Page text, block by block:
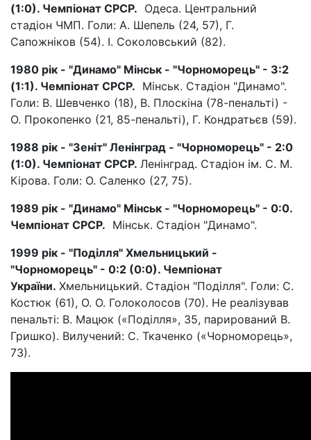
(1:0). Чемпіонат СРСР. Одеса. Центральний
стадіон ЧМП. Голи: А. Шепель (24, 57), Г.
Сапожніков (54). І. Соколовський (82).
1980 рік - "Динамо" Мінськ - "Чорноморець" - 3:2
(1:1). Чемпіонат СРСР. Мінськ. Стадіон "Динамо".
Голи: В. Шевченко (18), В. Плоскіна (78-пенальті) -
О. Прокопенко (21, 85-пенальті), Г. Кондратьєв (59).
1988 рік - "Зеніт" Ленінград - "Чорноморець" - 2:0
(1:0). Чемпіонат СРСР. Ленінград. Стадіон ім. С. М.
Кірова. Голи: О. Саленко (27, 75).
1989 рік - "Динамо" Мінськ - "Чорноморець" - 0:0.
Чемпіонат СРСР. Мінськ. Стадіон "Динамо".
1999 рік - "Поділля" Хмельницький -
"Чорноморець" - 0:2 (0:0). Чемпіонат
України. Хмельницький. Стадіон "Поділля". Голи: С.
Костюк (61), О. О. Голоколосов (70). Не реалізував
пенальті: В. Мацюк («Поділля», 35, парирований В.
Гришко). Вилучений: С. Ткаченко («Чорноморець»,
73).